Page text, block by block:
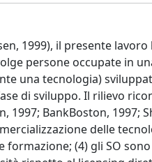
1999), il presente
persone occupate in
una tecnologia)
di sviluppo. Il rilievo
BankBoston, 1997;
delle
(4) gli SO